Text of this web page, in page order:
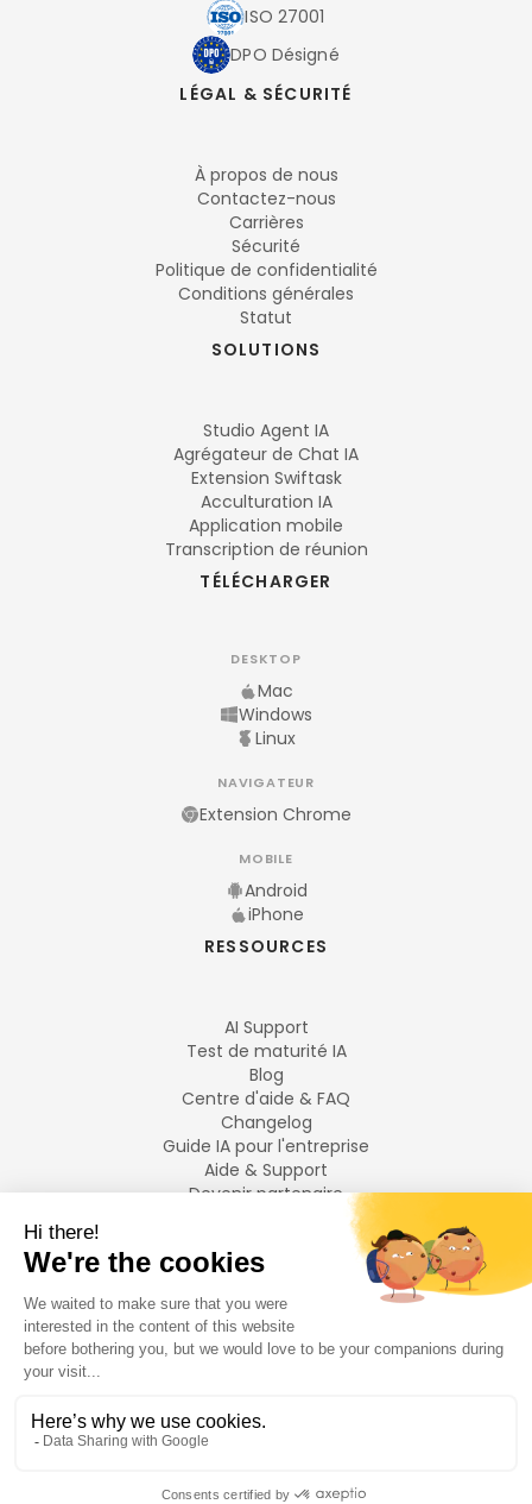
ISO 27001
DPO Désigné
LÉGAL & SÉCURITÉ
À propos de nous
Contactez-nous
Carrières
Sécurité
Politique de confidentialité
Conditions générales
Statut
SOLUTIONS
Studio Agent IA
Agrégateur de Chat IA
Extension Swiftask
Acculturation IA
Application mobile
Transcription de réunion
TÉLÉCHARGER
DESKTOP
Mac
Windows
Linux
NAVIGATEUR
Extension Chrome
MOBILE
Android
iPhone
RESSOURCES
AI Support
Test de maturité IA
Blog
Centre d'aide & FAQ
Changelog
Guide IA pour l'entreprise
Aide & Support
Devenir partenaire
LANGUES
Français
English
2026Swiftask. Tous droits réservés.